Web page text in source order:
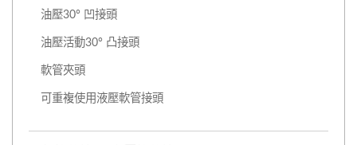
油壓30° 凹接頭
油壓活動30° 凸接頭
軟管夾頭
可重複使用液壓軟管接頭